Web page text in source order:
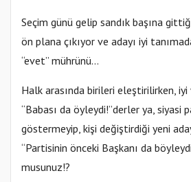
Seçim günü gelip sandık başına
ön plana çıkıyor ve adayı iyi
“evet” mührünü…
Halk arasında birileri eleştirilirken,
“Babası da öyleydi!”derler ya, siyasi
göstermeyip, kişi değiştirdiği yeni
“Partisinin önceki Başkanı da
musunuz!?